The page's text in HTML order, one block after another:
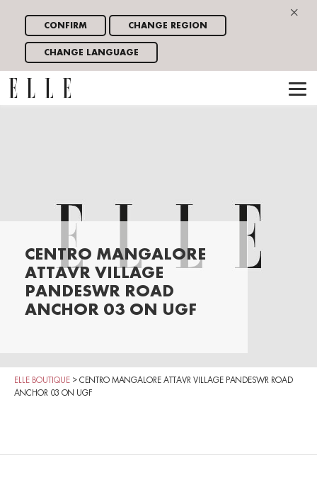
×
CONFIRM CHANGE REGION
CHANGE LANGUAGE
CENTRO MANGALORE
ATTAVR VILLAGE
PANDESWR ROAD
ANCHOR 03 ON UGF
ELLE BOUTIQUE > CENTRO MANGALORE ATTAVR VILLAGE PANDESWR ROAD
ANCHOR 03 ON UGF